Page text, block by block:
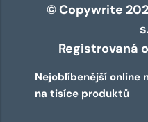
© Copywrite
Registrovaná
Nejoblíbenější online
na tisíce produktů